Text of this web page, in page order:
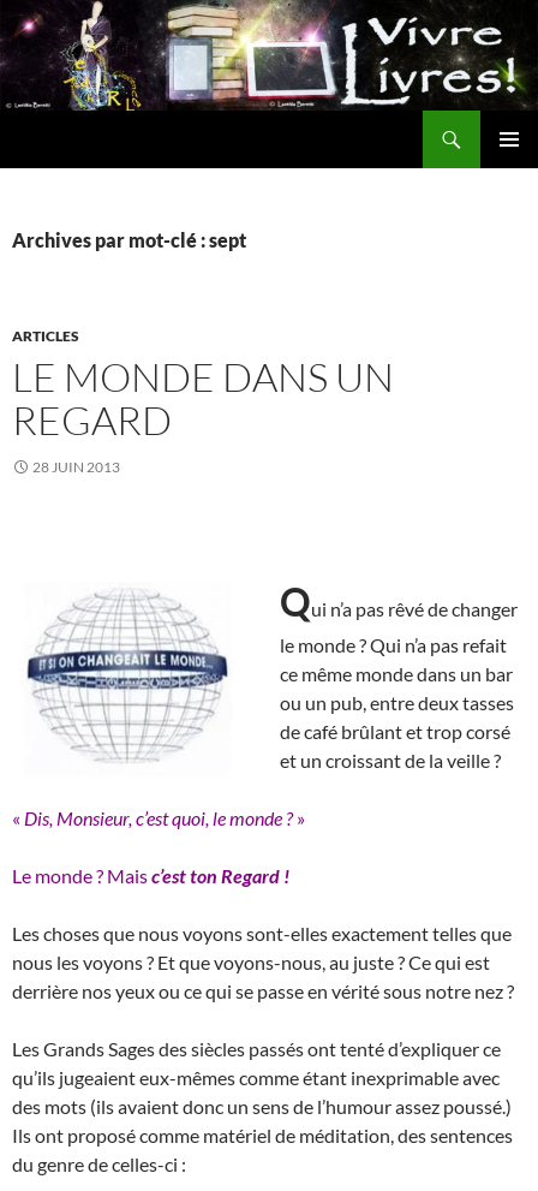
Aller
au
contenu
Archives par mot-clé : sept
ARTICLES
LE MONDE DANS UN
REGARD
28 JUIN 2013
Qui n’a pas rêvé de changer
le monde ? Qui n’a pas refait
ce même monde dans un bar
ou un pub, entre deux tasses
de café brûlant et trop corsé
et un croissant de la veille ?
« Dis, Monsieur, c’est quoi, le monde ?»
Le monde ? Maisc’estton Regard !
Les choses que nous voyons sont-elles exactement telles que
nous les voyons ? Et que voyons-nous, au juste ? Ce qui est
derrière nos yeux ou ce qui se passe en vérité sous notre nez ?
Les Grands Sages des siècles passés ont tenté d’expliquer ce
qu’ils jugeaient eux-mêmes comme étant inexprimable avec
des mots (ils avaient donc un sens de l’humour assez poussé.)
Ils ont proposé comme matériel de méditation, des sentences
du genre de celles-ci :